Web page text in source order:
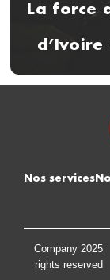
La force
d’Ivoire
Nos services
Company 2025
rights reserved